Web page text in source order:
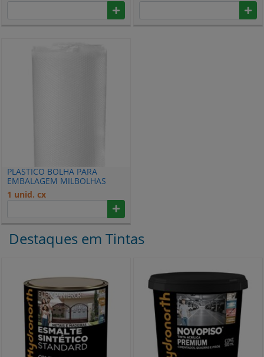
PLASTICO BOLHA PARA
EMBALAGEM MILBOLHAS
1,30M X 100M 130. 11. 15
1 unid. cx
Destaques em Tintas